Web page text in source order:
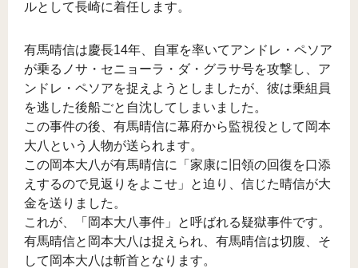
ルとして長崎に着任します。
有馬晴信は慶長14年、自軍を率いてアンドレ・ペソア
が乗るノサ・セニョーラ・ダ・グラサ号を攻撃し、ア
ンドレ・ペソアを捉えようとしましたが、彼は乗組員
を逃した後船ごと自沈してしまいました。
この事件の後、有馬晴信に幕府から監視役として岡本
大八という人物が送られます。
この岡本大八が有馬晴信に「家康に旧領の回復を口添
えするので見返りをよこせ」と迫り、信じた晴信が大
金を送りました。
これが、「岡本大八事件」と呼ばれる疑獄事件です。
有馬晴信と岡本大八は捉えられ、有馬晴信は切腹、そ
して岡本大八は斬首となります。